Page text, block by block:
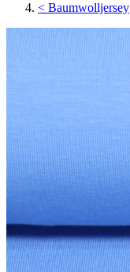
< Baumwolljersey